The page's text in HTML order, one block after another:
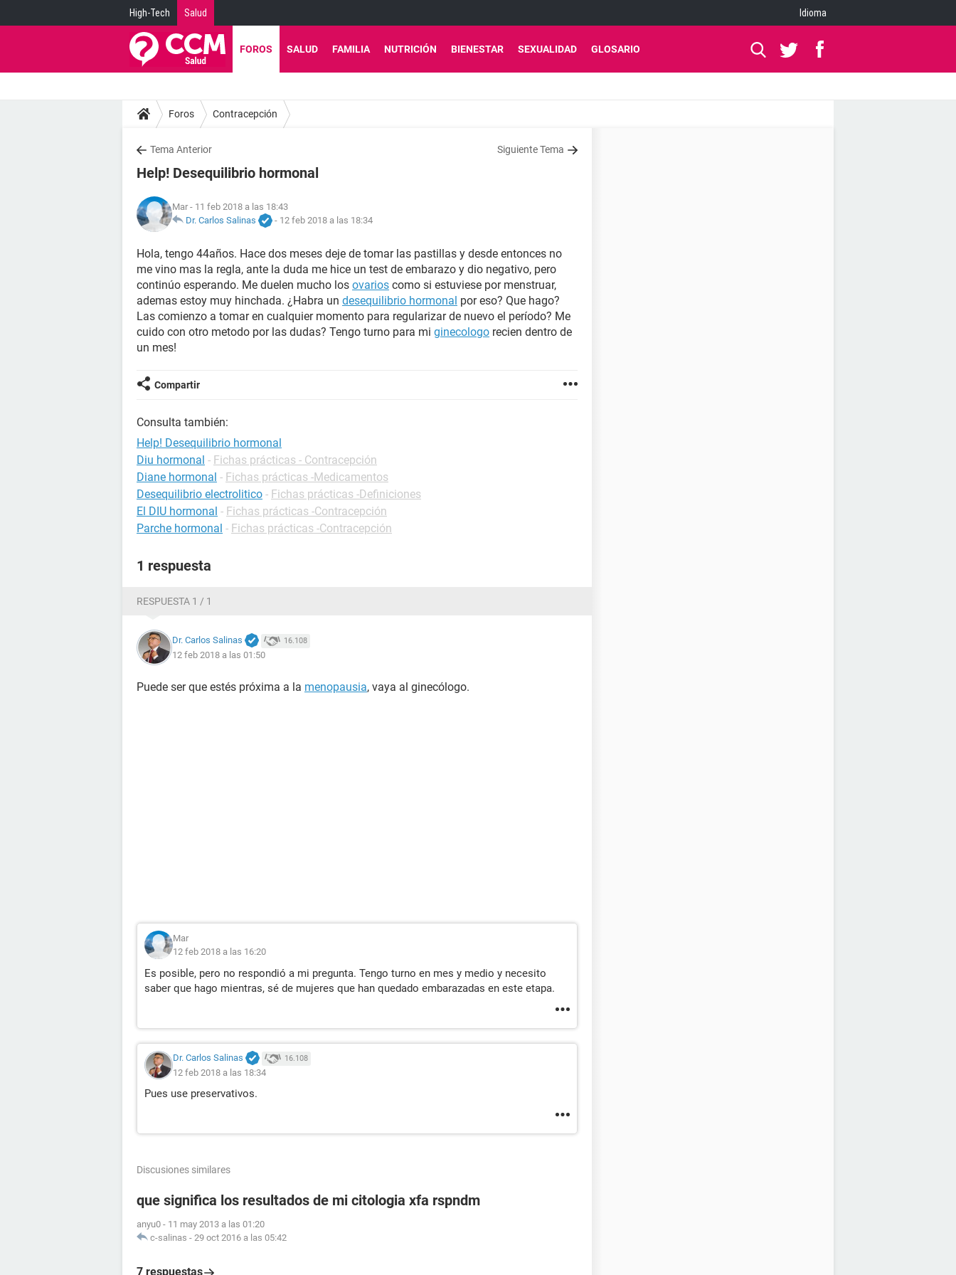
High-Tech Salud Idioma
FOROS SALUD FAMILIA NUTRICIÓN BIENESTAR SEXUALIDAD GLOSARIO
Foros Contracepción
Tema Anterior Siguiente Tema
Help! Desequilibrio hormonal
Mar - 11 feb 2018 a las 18:43
Dr. Carlos Salinas
- 12 feb 2018 a las 18:34
Hola, tengo 44años. Hace dos meses deje de tomar las pastillas y desde entonces no
me vino mas la regla, ante la duda me hice un test de embarazo y dio negativo, pero
continúo esperando. Me duelen mucho los ovarios como si estuviese por menstruar,
ademas estoy muy hinchada. ¿Habra un desequilibrio hormonal por eso? Que hago?
Las comienzo a tomar en cualquier momento para regularizar de nuevo el período? Me
cuido con otro metodo por las dudas? Tengo turno para mi ginecologo recien dentro de
un mes!
Compartir
Consulta también:
Help! Desequilibrio hormonal
Diu hormonal - Fichas prácticas - Contracepción
Diane hormonal - Fichas prácticas -Medicamentos
Desequilibrio electrolitico - Fichas prácticas -Definiciones
El DIU hormonal - Fichas prácticas -Contracepción
Parche hormonal - Fichas prácticas -Contracepción
1 respuesta
RESPUESTA 1 / 1
Dr. Carlos Salinas 16.108
12 feb 2018 a las 01:50
Puede ser que estés próxima a la menopausia, vaya al ginecólogo.
Mar
12 feb 2018 a las 16:20
Es posible, pero no respondió a mi pregunta. Tengo turno en mes y medio y necesito
saber que hago mientras, sé de mujeres que han quedado embarazadas en este etapa.
Dr. Carlos Salinas 16.108
12 feb 2018 a las 18:34
Pues use preservativos.
Discusiones similares
que significa los resultados de mi citologia xfa rspndm
anyu0 - 11 may 2013 a las 01:20
c-salinas - 29 oct 2016 a las 05:42
7 respuestas